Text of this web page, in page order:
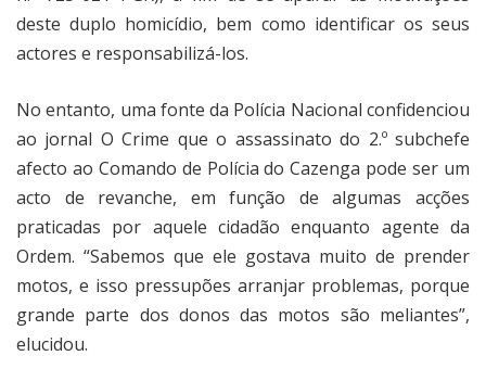
deste duplo homicídio, bem como identificar os seus
actores e responsabilizá-los.
No entanto, uma fonte da Polícia Nacional confidenciou
ao jornal O Crime que o assassinato do 2.º subchefe
afecto ao Comando de Polícia do Cazenga pode ser um
acto de revanche, em função de algumas acções
praticadas por aquele cidadão enquanto agente da
Ordem. “Sabemos que ele gostava muito de prender
motos, e isso pressupões arranjar problemas, porque
grande parte dos donos das motos são meliantes”,
elucidou.